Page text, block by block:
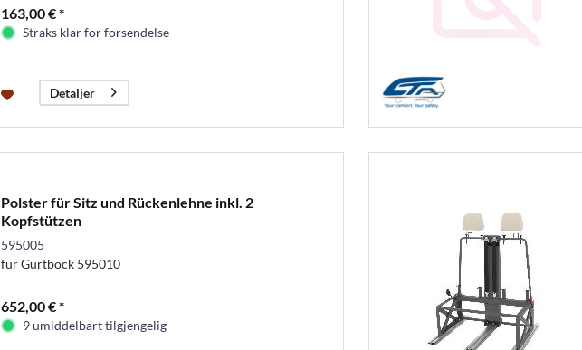
163,00 € *
Straks klar for forsendelse
Detaljer
Polster für Sitz und Rückenlehne inkl. 2
Kopfstützen
595005
für Gurtbock 595010
652,00 € *
9 umiddelbart tilgjengelig